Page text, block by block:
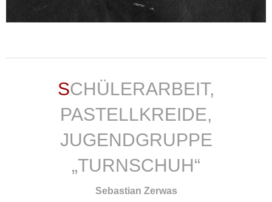
SCHÜLERARBEIT,
PASTELLKREIDE,
JUGENDGRUPPE
„TURNSCHUH“
Sebastian Zerwas